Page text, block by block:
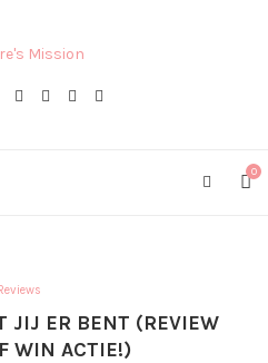
0
JIJ ER BENT (REVIEW
WIN ACTIE!)